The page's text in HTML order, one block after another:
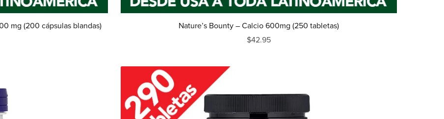
mg (200 cápsulas blandas)
Nature’s Bounty – Calcio 600mg (250 tabletas)
$42.95